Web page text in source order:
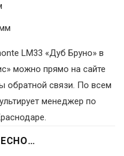
LM33 «Дуб Бруно» в
можно прямо на сайте
обратной связи. По всем
менеджер по